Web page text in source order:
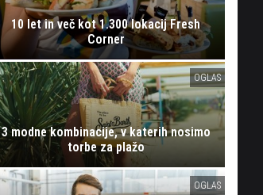
10 let in več kot 1.300 lokacij Fresh
Corner
OGLAS
3 modne kombinacije, v katerih nosimo
torbe za plažo
OGLAS